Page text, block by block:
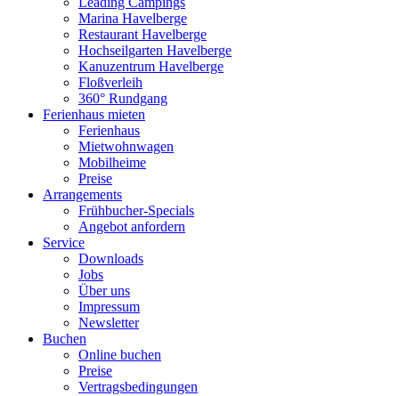
Marina Havelberge
Restaurant Havelberge
Hochseilgarten Havelberge
Kanuzentrum Havelberge
Floßverleih
360° Rundgang
Ferienhaus mieten
Ferienhaus
Mietwohnwagen
Mobilheime
Preise
Arrangements
Frühbucher-Specials
Angebot anfordern
Service
Downloads
Jobs
Über uns
Impressum
Newsletter
Buchen
Online buchen
Preise
Vertragsbedingungen